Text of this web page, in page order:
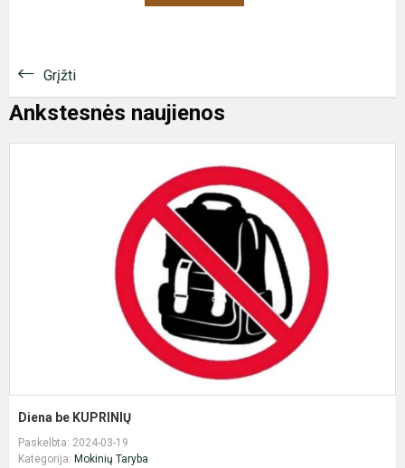
Grįžti
Ankstesnės naujienos
Diena be KUPRINIŲ
Paskelbta: 2024-03-19
Kategorija: Mokinių Taryba